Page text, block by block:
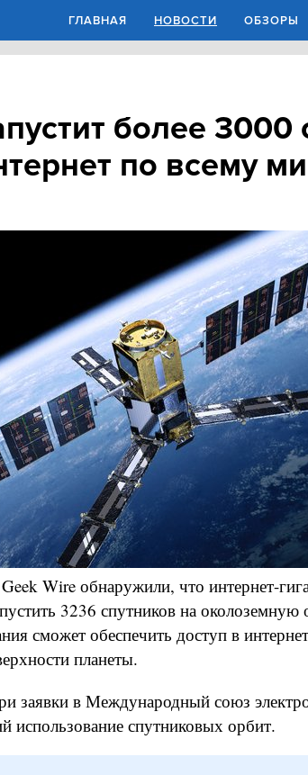
ГЛАВНАЯ НОВОСТИ ОБЗОРЫ
более 3000
по всему
Wire обнаружили, что интернет-
3236 спутников на околоземную
сможет обеспечить доступ в интернет
планеты.
заявки в Международный союз
спутниковых орбит.